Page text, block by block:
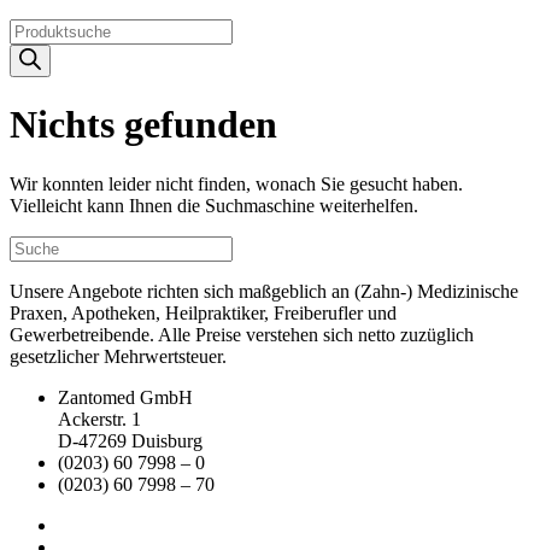
Products
search
Nichts gefunden
Wir konnten leider nicht finden, wonach Sie gesucht haben.
Vielleicht kann Ihnen die Suchmaschine weiterhelfen.
Unsere Angebote richten sich maßgeblich an (Zahn-) Medizinische
Praxen, Apotheken, Heilpraktiker, Freiberufler und
Gewerbetreibende. Alle Preise verstehen sich netto zuzüglich
gesetzlicher Mehrwertsteuer.
Zantomed GmbH
Ackerstr. 1
D-47269 Duisburg
(0203) 60 7998 – 0
(0203) 60 7998 – 70